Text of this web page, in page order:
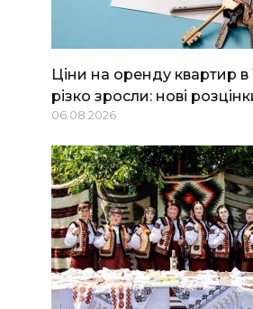
Ціни на оренду квартир в
різко зросли: нові
06.08.2026